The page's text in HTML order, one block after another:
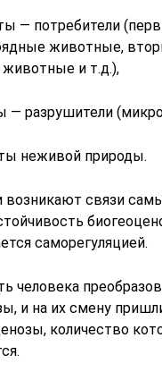
— потребители
животные,
и т.д.),
— разрушители
неживой природы.
связи
саморе­гуляцией.
человека
и на их смену
коли­чество